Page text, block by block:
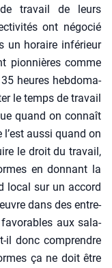
tra­vail de leurs
ont négo­cié
un horaire infé­rieur
pion­nières comme
35 heures heb­do­ma­
le temps de tra­vail
quand on connaît
aus­si quand on
le droit du tra­vail,
en don­nant la
local sur un accord
dans des entre­
aux sala­
il donc com­prendre
ça ne doit être